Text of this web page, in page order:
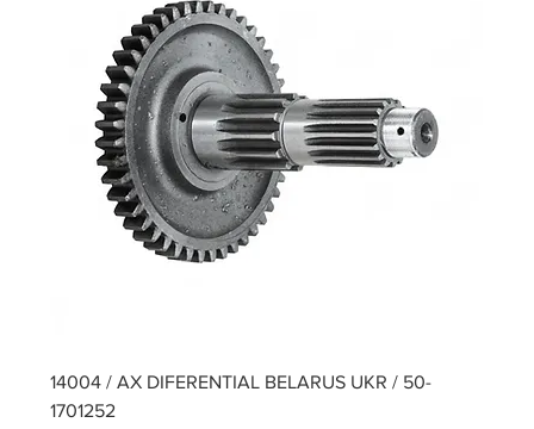
14004 / AX DIFERENTIAL BELARUS UKR / 50-
1701252